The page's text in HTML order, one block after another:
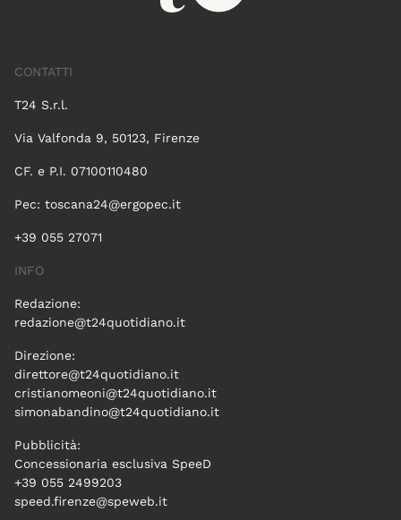
CONTATTI
T24 S.r.l.
Via Valfonda 9, 50123, Firenze
CF. e P.I. 07100110480
Pec: toscana24@ergopec.it
+39 055 27071
INFO
Redazione:
redazione@t24quotidiano.it
Direzione:
direttore@t24quotidiano.it
cristianomeoni@t24quotidiano.it
simonabandino@t24quotidiano.it
Pubblicità:
Concessionaria esclusiva SpeeD
+39 055 2499203
speed.firenze@speweb.it